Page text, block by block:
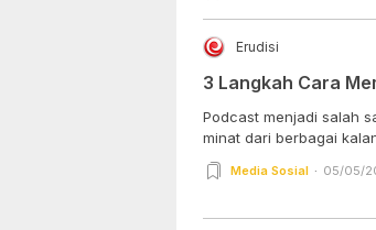
Erudisi
3 Langkah Cara
Podcast menjadi salah
minat dari berbagai
Media Sosial 05/05/